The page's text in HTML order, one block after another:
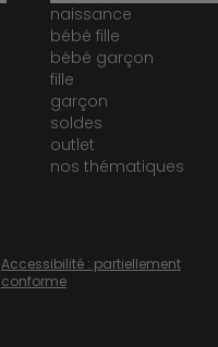
naissance
bébé fille
bébé garçon
fille
garçon
soldes
outlet
nos thématiques
Accessibilité : partiellement
conforme